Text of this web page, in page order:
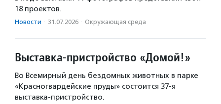
18 проектов.
Новости · 31.07.2026 · Окружающая среда
Выставка-пристройство «Домой!»
Во Всемирный день бездомных животных в парке
«Красногвардейские пруды» состоится 37-я
выставка-пристройство.